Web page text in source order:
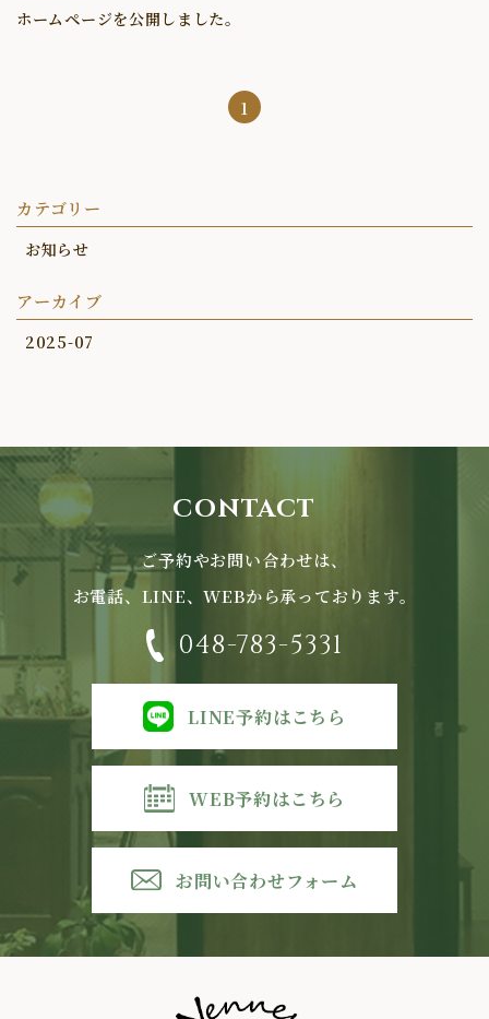
カテゴリー
お知らせ
アーカイブ
2025-07
ホームページを公開しました。
1
CONTACT
ご予約やお問い合わせは、
お電話、LINE、WEBから承っております。
048-783-5331
LINE予約はこちら
WEB予約はこちら
お問い合わせフォーム